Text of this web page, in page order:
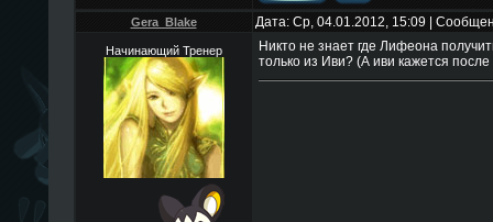
Gera_Blake Дата: Ср, 04.01.2012, 15:09 |
Начинающий Тренер
Никто не знает где Лифеона
только из Иви? (А иви кажется